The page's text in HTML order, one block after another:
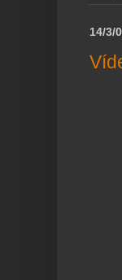
14/3/